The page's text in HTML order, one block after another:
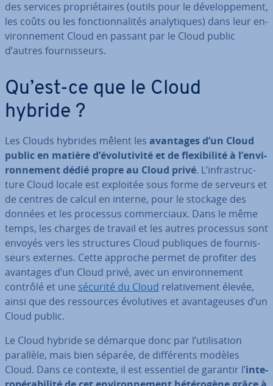
des services pro­prié­taires (outils pour le dé­ve­lop­pe­ment,
les coûts ou les fonc­tion­na­li­tés ana­ly­tiques) dans leur en­
vi­ron­ne­ment Cloud en passant par le Cloud public
d’autres four­nis­seurs.
Qu’est-ce que le Cloud
hybride ?
Les Clouds hybrides mêlent les avantages d’un Cloud
public en matière d’évo­lu­ti­vité et de flexi­bi­lité à l’en­vi­
ron­ne­ment dédié propre au Cloud privé. L’in­fras­truc­
ture Cloud locale est exploitée sous forme de serveurs et
de centres de calcul en interne, pour le stockage des
données et les processus com­mer­ciaux. Dans le même
temps, les charges de travail et les autres processus sont
envoyés vers les struc­tures Cloud publiques de four­nis­
seurs externes. Cette approche permet de profiter des
avantages d’un Cloud privé, avec un en­vi­ron­ne­ment
contrôlé et une sécurité du Cloud re­la­ti­ve­ment élevée,
ainsi que des res­sources évo­lu­tives et avan­ta­geuses d’un
Cloud public.
Le Cloud hybride se démarque donc par l’uti­li­sa­tion
parallèle, mais bien séparée, de dif­fé­rents modèles
Cloud. Dans ce contexte, il est essentiel de garantir l’in­te­